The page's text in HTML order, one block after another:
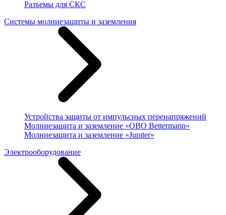
Разъемы для СКС
Системы молниезащиты и заземления
Устройства защиты от импульсных перенапряжений
Молниезащита и заземление «OBO Bettermann»
Молниезащита и заземление «Jupiter»
Электрооборудование